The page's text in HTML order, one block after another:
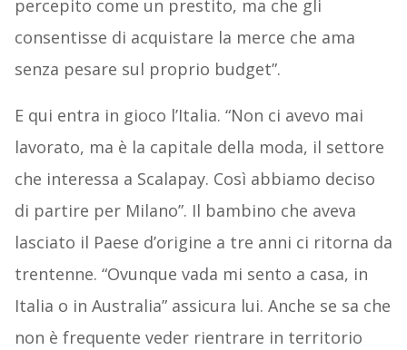
percepito come un prestito, ma che gli
consentisse di acquistare la merce che ama
senza pesare sul proprio budget”.
E qui entra in gioco l’Italia. “Non ci avevo mai
lavorato, ma è la capitale della moda, il settore
che interessa a Scalapay. Così abbiamo deciso
di partire per Milano”. Il bambino che aveva
lasciato il Paese d’origine a tre anni ci ritorna da
trentenne. “Ovunque vada mi sento a casa, in
Italia o in Australia” assicura lui. Anche se sa che
non è frequente veder rientrare in territorio